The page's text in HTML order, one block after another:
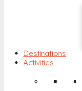
Destinations
Activities